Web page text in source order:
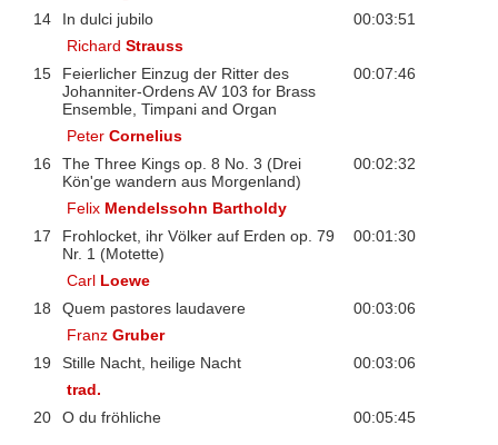
14
In dulci jubilo
00:03:51
RichardStrauss
15
Feierlicher Einzug der Ritter des
Johanniter-Ordens AV 103 for Brass
Ensemble, Timpani and Organ
00:07:46
PeterCornelius
16
The Three Kings op. 8 No. 3 (Drei
Kön'ge wandern aus Morgenland)
00:02:32
Felix Mendelssohn Bartholdy
17
Frohlocket, ihr Völker auf Erden op. 79
Nr. 1 (Motette)
00:01:30
Carl Loewe
18
Quem pastores laudavere
00:03:06
FranzGruber
19
Stille Nacht, heilige Nacht
00:03:06
trad.
20
O du fröhliche 00:05:45